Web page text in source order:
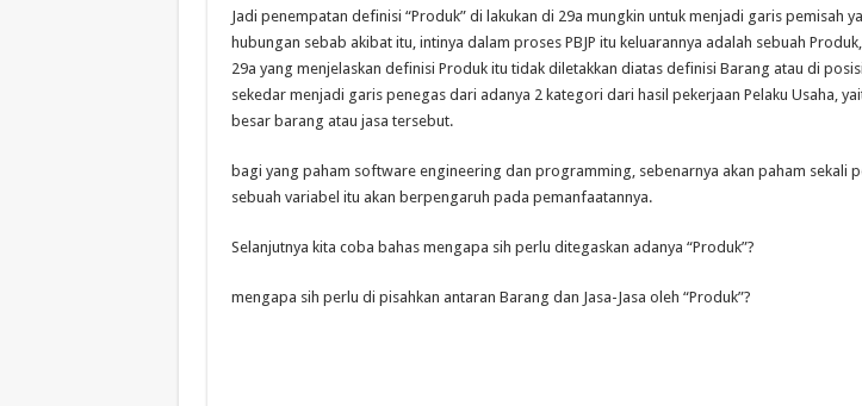
Jadi penempatan definisi “Produk” di lakukan di 29a mungkin untuk menjadi garis pemisah
hubungan sebab akibat itu, intinya dalam proses PBJP itu keluarannya adalah sebuah
29a yang menjelaskan definisi Produk itu tidak diletakkan diatas definisi Barang atau di
sekedar menjadi garis penegas dari adanya 2 kategori dari hasil pekerjaan Pelaku Usaha,
besar barang atau jasa tersebut.
bagi yang paham software engineering dan programming, sebenarnya akan paham sekali
sebuah variabel itu akan berpengaruh pada pemanfaatannya.
Selanjutnya kita coba bahas mengapa sih perlu ditegaskan adanya “Produk”?
mengapa sih perlu di pisahkan antaran Barang dan Jasa-Jasa oleh “Produk”?